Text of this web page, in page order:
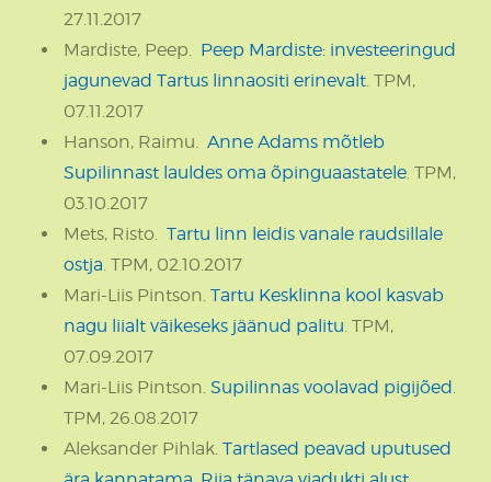
27.11.2017
Mardiste, Peep. Peep Mardiste: investeeringud
jagunevad Tartus linnaositi erinevalt. TPM,
07.11.2017
Hanson, Raimu. Anne Adams mõtleb
Supilinnast lauldes oma õpinguaastatele. TPM,
03.10.2017
Mets, Risto. Tartu linn leidis vanale raudsillale
ostja. TPM, 02.10.2017
Mari-Liis Pintson. Tartu Kesklinna kool kasvab
nagu liialt väikeseks jäänud palitu. TPM,
07.09.2017
Mari-Liis Pintson. Supilinnas voolavad pigijõed.
TPM, 26.08.2017
Aleksander Pihlak. Tartlased peavad uputused